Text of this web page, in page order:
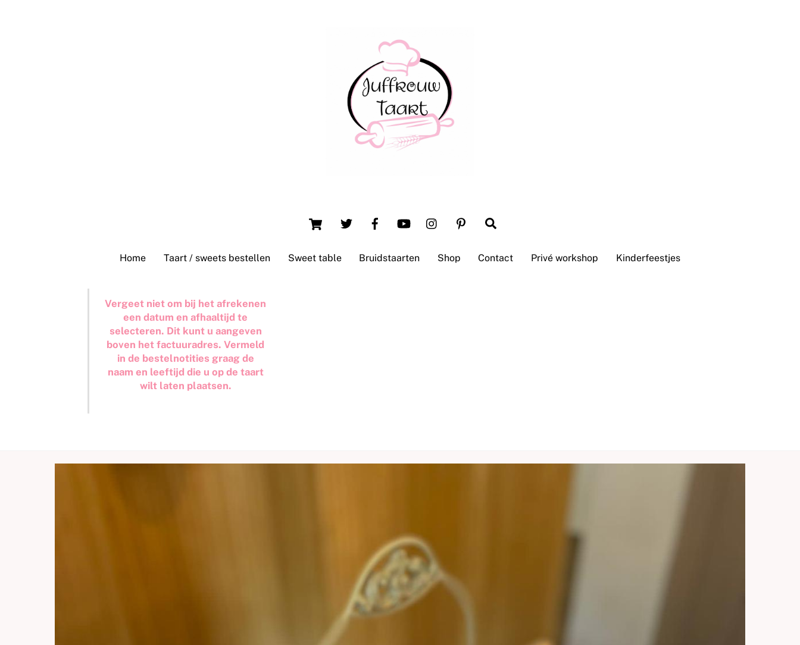
Cart
Home Taart / sweets bestellen Sweet table Bruidstaarten Shop Contact Privé workshop Kinderfeestjes
Vergeet niet om bij het afrekenen
een datum en afhaaltijd te
selecteren. Dit kunt u aangeven
boven het factuuradres. Vermeld
in de bestelnotities graag de
naam en leeftijd die u op de taart
wilt laten plaatsen.